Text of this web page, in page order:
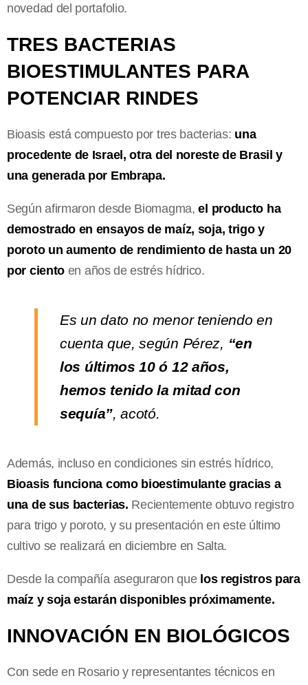
novedad del portafolio.
TRES BACTERIAS
BIOESTIMULANTES PARA
POTENCIAR RINDES
Bioasis está compuesto por tres bacterias: una
procedente de Israel, otra del noreste de Brasil y
una generada por Embrapa.
Según afirmaron desde Biomagma,el producto ha
demostrado en ensayos de maíz, soja, trigo y
poroto un aumento de rendimiento de hasta un 20
por ciento en años de estrés hídrico.
Es un dato no menor teniendo en
cuenta que, según Pérez, “en
los últimos 10 ó 12 años,
hemos tenido la mitad con
sequía”, acotó.
Además, incluso en condiciones sin estrés hídrico,
Bioasis funciona como bioestimulante gracias a
una de sus bacterias. Recientemente obtuvo registro
para trigo y poroto, y su presentación en este último
cultivo se realizará en diciembre en Salta.
Desde la compañía aseguraron que los registros para
maíz y soja estarán disponibles próximamente.
INNOVACIÓN EN BIOLÓGICOS
Con sede en Rosario y representantes técnicos en